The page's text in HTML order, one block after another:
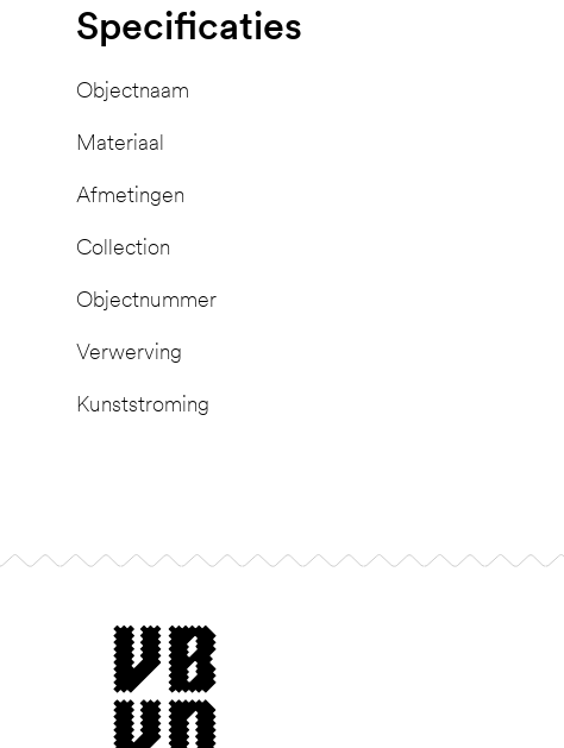
Specificaties
Objectnaam
Materiaal
Afmetingen
Collection
Objectnummer
Verwerving
Kunststroming
museum van Bommel van Dam